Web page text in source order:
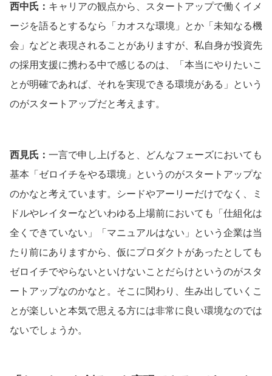
西中氏： キャリアの観点から、スタートアップで働くイメ
ージを語るとするなら「カオスな環境」とか「未知なる機
会」などと表現されることがありますが、私自身が投資先
の採用支援に携わる中で感じるのは、「本当にやりたいこ
とが明確であれば、それを実現できる環境がある」という
のがスタートアップだと考えます。
西見氏： 一言で申し上げると、どんなフェーズにおいても
基本「ゼロイチをやる環境」というのがスタートアップな
のかなと考えています。シードやアーリーだけでなく、ミ
ドルやレイターなどいわゆる上場前においても「仕組化は
全くできていない」「マニュアルはない」という企業は当
たり前にありますから、仮にプロダクトがあったとしても
ゼロイチでやらないといけないことだらけというのがスタ
ートアップなのかなと。そこに関わり、生み出していくこ
とが楽しいと本気で思える方には非常に良い環境なのでは
ないでしょうか。